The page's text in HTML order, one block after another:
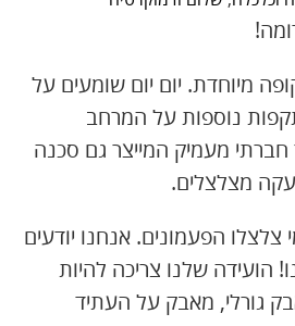
מיוחדת. יום יום שומעים על
נוספות על המרחב
מעמיק המייצר גם סכנה
מצלצלים.
צלצלו הפעמונים. אנחנו יודעים
הועידה שלנו צריכה להיות
גורלי, מאבק על העתיד